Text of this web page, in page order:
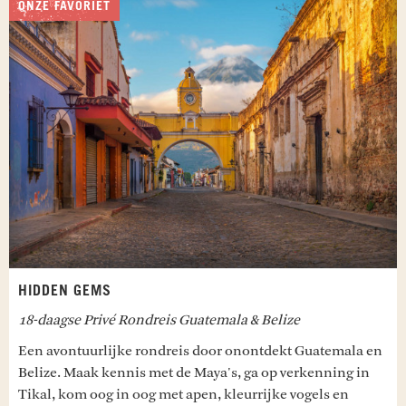
het weven zijn. Vervolg je boottocht naar San
Antonio Palopo. Breng een bezoek aan een
aardewerk werkplaats en zie hoe ze de
aangeleerde technieken helemaal eigen hebben
gemaakt in het creëren van borden en vazen. De
rest van de middag is ter vrije besteding.
Maaltijden inbegrepen: Ontbijt en lunch
SUNRISE HIKE MAYAN FACE
Ga vroeg in de ochtend op pad naar Santa Clara la
Laguna, het startpunt van deMayan Face
beklimming. Langs afgelegen huisjes, hoge
maïsvelden, een steile houten trap en een dun
slingerpad door het bos bereik je binnen 45
plaats op een rots om te genieten van een
indrukwekkende zonsopkomst. Het wolkendek
wordt met geluk afgewisseld met opklaringen
waarna de eerste zonnestralen door de wolken
prikken. Met het aanbreken van de ochtendgloren
ONZE FAVORIET
HIDDEN GEMS
18-daagse Privé Rondreis Guatemala & Belize
Een avontuurlijke rondreis door onontdekt Guatemala en
Belize. Maak kennis met de Maya's, ga op verkenning in
Tikal, kom oog in oog met apen, kleurrijke vogels en